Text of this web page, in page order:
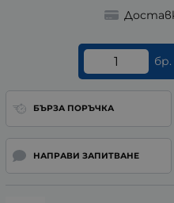
бр.
БЪРЗА ПОРЪЧКА
НАПРАВИ ЗАПИТВАНЕ